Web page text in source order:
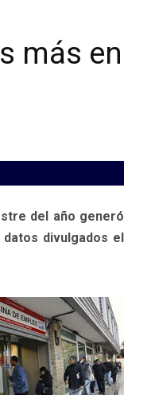
más en
del año generó
divulgados el